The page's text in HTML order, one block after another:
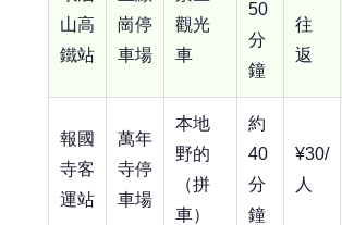
山高
鐵站
崗停
車場
觀光
車
50
分
鐘
往
返
報國
寺客
運站
萬年
寺停
車場
本地
野的
（拼
車）
約
40
分
鐘
¥30/
人